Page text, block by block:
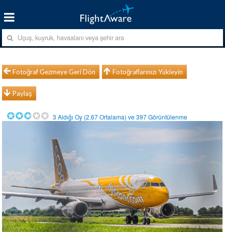
Fotoğraf Gezmeye Geri Dön Fotoğraflarınızı Yükleyin
Paylaş
3 Aldığı Oy (2.67Ortalama) ve397Görüntülenme